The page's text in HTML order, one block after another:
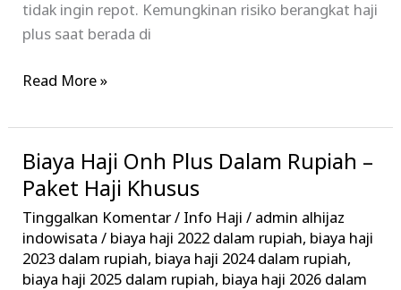
tidak ingin repot. Kemungkinan risiko berangkat haji
plus saat berada di
Read More »
Biaya Haji Onh Plus Dalam Rupiah –
Paket Haji Khusus
Tinggalkan Komentar/ Info Haji / admin alhijaz
indowisata/ biaya haji 2022 dalam rupiah, biaya haji
2023 dalam rupiah, biaya haji 2024 dalam rupiah,
biaya haji 2025 dalam rupiah, biaya haji 2026 dalam
Biaya
Haji
Onh
Plus
Dalam
Rupiah